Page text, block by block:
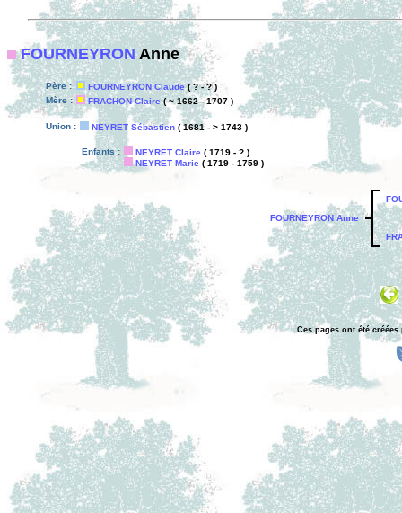
FOURNEYRONAnne
Père : FOURNEYRON Claude( ? - ? )
Mère :
FRACHON Claire( ~ 1662 - 1707 )
Union : NEYRET Sébastien ( 1681 - > 1743 )
Enfants : NEYRET Claire ( 1719 - ? )
NEYRET Marie ( 1719 - 1759 )
FOURNEYRON Anne
Ces pages ont été